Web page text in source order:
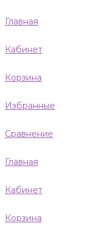
Главная
Кабинет
Корзина
Избранные
Сравнение
Главная
Кабинет
Корзина